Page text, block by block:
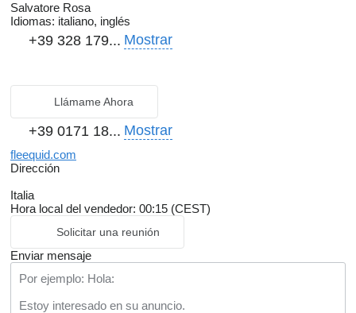
Salvatore Rosa
Idiomas: italiano, inglés
+39 328 179... Mostrar
Llámame Ahora
+39 0171 18... Mostrar
fleequid.com
Dirección
Italia
Hora local del vendedor: 00:15 (CEST)
Solicitar una reunión
Enviar mensaje